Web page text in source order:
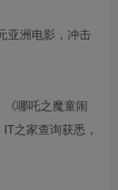
亚洲电影，冲击
《哪吒之魔童闹
之家查询获悉，